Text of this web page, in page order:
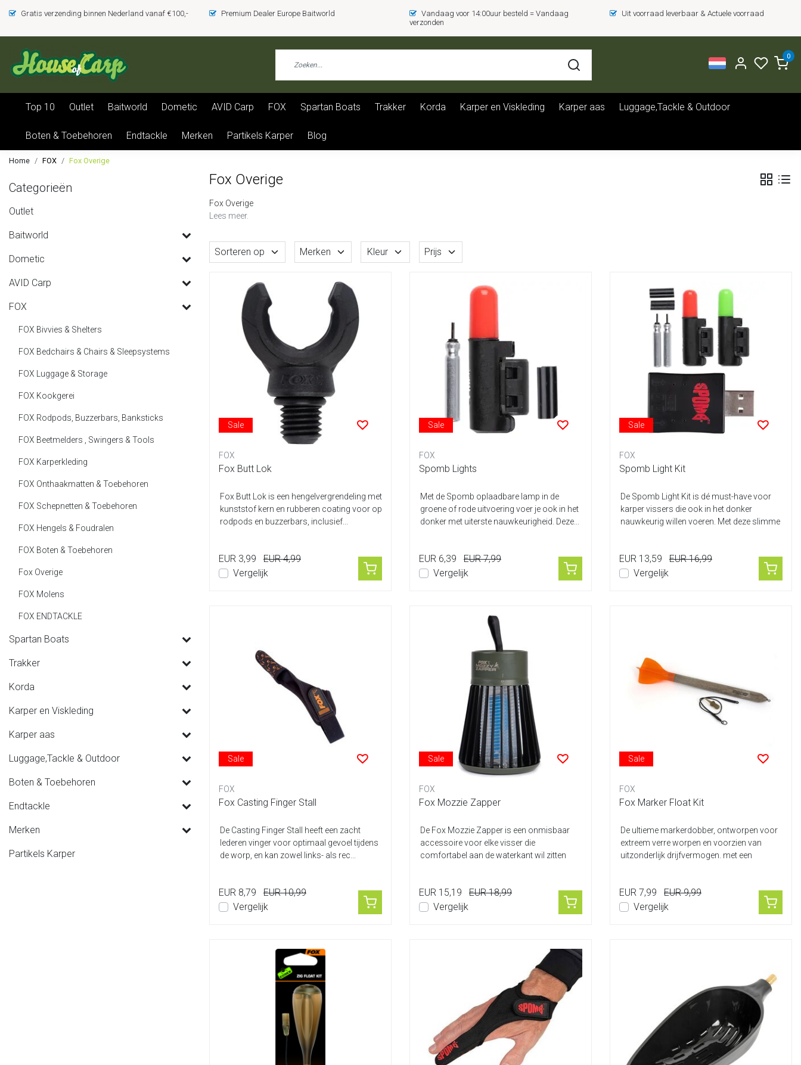
Gratis verzending binnen Nederland vanaf €100,- Premium Dealer Europe Baitworld
Vandaag voor 14:00uur besteld = Vandaag
verzonden
Uit voorraad leverbaar & Actuele voorraad
0
Top 10 Outlet Baitworld Dometic AVID Carp FOX Spartan Boats Trakker Korda Karper en Viskleding Karper aas Luggage,Tackle & Outdoor
Boten & Toebehoren Endtackle Merken Partikels Karper Blog
Home FOX Fox Overige
Categorieën
Outlet
Baitworld
Dometic
AVID Carp
FOX
FOX Bivvies & Shelters
FOX Bedchairs & Chairs & Sleepsystems
FOX Luggage & Storage
FOX Kookgerei
FOX Rodpods, Buzzerbars, Banksticks
FOX Beetmelders , Swingers & Tools
FOX Karperkleding
FOX Onthaakmatten & Toebehoren
FOX Schepnetten & Toebehoren
FOX Hengels & Foudralen
FOX Boten & Toebehoren
Fox Overige
FOX Molens
FOX ENDTACKLE
Spartan Boats
Trakker
Korda
Karper en Viskleding
Karper aas
Luggage,Tackle & Outdoor
Boten & Toebehoren
Endtackle
Merken
Partikels Karper
Fox Overige
Fox Overige
Lees meer.
Sorteren op Merken Kleur Prijs
Sale
FOX
Fox Butt Lok
Fox Butt Lok is een hengelvergrendeling met
kunststof kern en rubberen coating voor op
rodpods en buzzerbars, inclusief...
EUR 3,99
EUR 4,99
Vergelijk
Sale
FOX
Spomb Lights
Met de Spomb oplaadbare lamp in de
groene of rode uitvoering voer je ook in het
donker met uiterste nauwkeurigheid. Deze...
EUR 6,39
EUR 7,99
Vergelijk
Sale
FOX
Spomb Light Kit
De Spomb Light Kit is dé must-have voor
karper vissers die ook in het donker
nauwkeurig willen voeren. Met deze slimme
EUR 13,59
EUR 16,99
Vergelijk
Sale
FOX
Fox Casting Finger Stall
De Casting Finger Stall heeft een zacht
lederen vinger voor optimaal gevoel tijdens
de worp, en kan zowel links- als rec...
EUR 8,79
EUR 10,99
Vergelijk
Sale
FOX
Fox Mozzie Zapper
De Fox Mozzie Zapper is een onmisbaar
accessoire voor elke visser die
comfortabel aan de waterkant wil zitten
EUR 15,19
EUR 18,99
Vergelijk
Sale
FOX
Fox Marker Float Kit
De ultieme markerdobber, ontworpen voor
extreem verre worpen en voorzien van
uitzonderlijk drijfvermogen. met een
EUR 7,99
EUR 9,99
Vergelijk